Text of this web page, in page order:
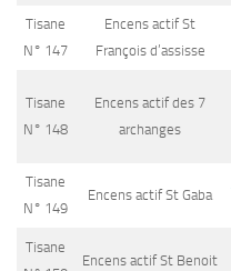
Tisane
N° 147
Encens actif St
François d’assisse
Tisane
N° 148
Encens actif des 7
archanges
Tisane
N° 149
Encens actif St Gaba
Tisane
Encens actif St Benoit